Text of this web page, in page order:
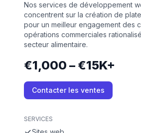
Nos services de développement
concentrent sur la création de
pour un meilleur engagement des
opérations commerciales
secteur alimentaire.
€1,000 – €15K+
Contacter les ventes
SERVICES